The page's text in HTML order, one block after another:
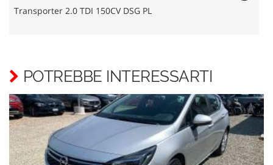
Transporter 2.0 TDI 150CV DSG PL
POTREBBE INTERESSARTI